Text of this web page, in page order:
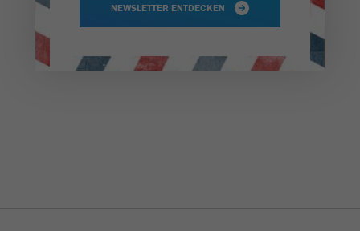
NEWSLETTER ENTDECKEN